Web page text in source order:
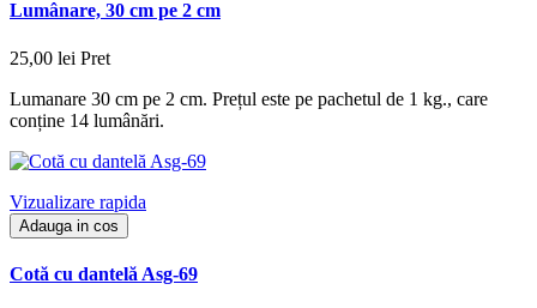
Lumânare, 30 cm pe 2 cm
25,00 lei Pret
Lumanare 30 cm pe 2 cm. Prețul este pe pachetul de 1 kg., care
conține 14 lumânări.
Vizualizare rapida
Adauga in cos
Cotă cu dantelă Asg-69